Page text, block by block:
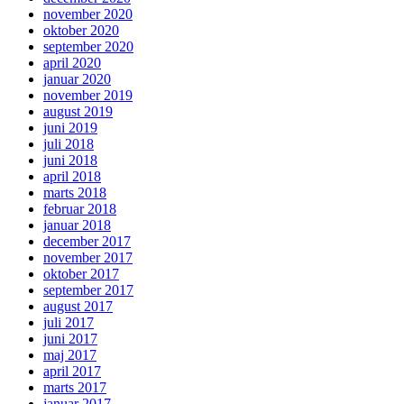
november 2020
oktober 2020
september 2020
april 2020
januar 2020
november 2019
august 2019
juni 2019
juli 2018
juni 2018
april 2018
marts 2018
februar 2018
januar 2018
december 2017
november 2017
oktober 2017
september 2017
august 2017
juli 2017
juni 2017
maj 2017
april 2017
marts 2017